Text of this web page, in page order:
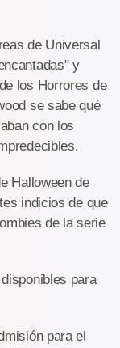
de Universal
y
los Horrores de
se sabe qué
con los
Halloween de
indicios de que
de la serie
para
para el